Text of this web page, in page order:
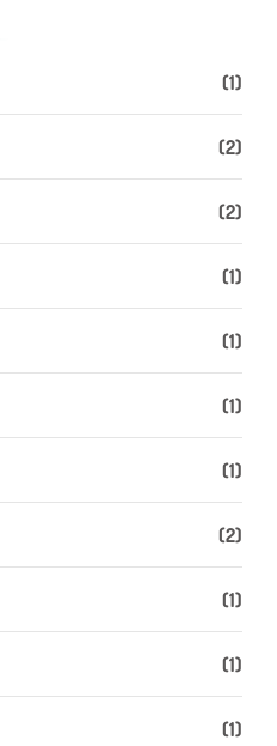
(1)
(2)
(2)
(1)
(1)
(1)
(1)
(2)
(1)
(1)
(1)